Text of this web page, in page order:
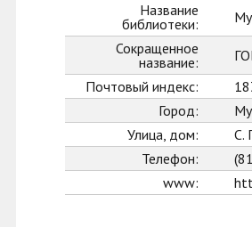
Название
библиотеки:
Сокращенное
название:
Почтовый индекс:
Город:
Улица, дом:
С.
Телефон:
www: